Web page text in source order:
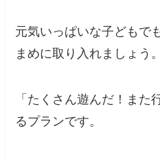
元気いっぱいな子どもで
まめに取り入れましょう。
「たくさん遊んだ！また
るプランです。